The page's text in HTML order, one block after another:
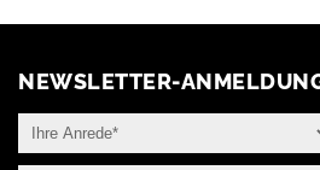
NEWSLETTER-